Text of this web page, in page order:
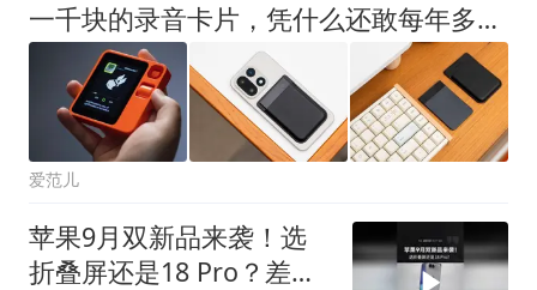
一千块的录音卡片，凭什么还敢每年多收一千块钱？
爱范儿
苹果9月双新品来袭！选
折叠屏还是18 Pro？差距